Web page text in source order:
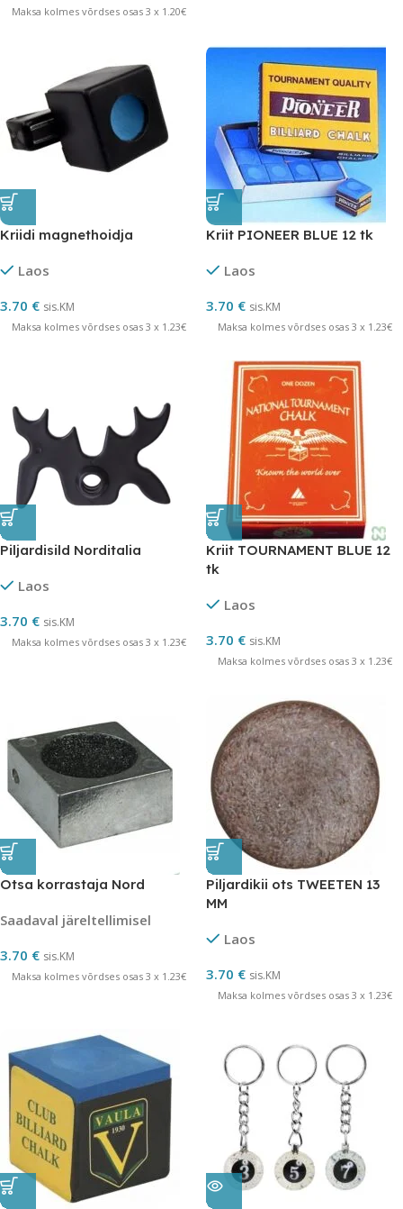
Maksa kolmes võrdses osas 3 x 1.20€
Kriidi magnethoidja
Laos
3.70 € sis.KM
Maksa kolmes võrdses osas 3 x 1.23€
Kriit PIONEER BLUE 12 tk
Laos
3.70 € sis.KM
Maksa kolmes võrdses osas 3 x 1.23€
Piljardisild Norditalia
Laos
3.70 € sis.KM
Maksa kolmes võrdses osas 3 x 1.23€
Kriit TOURNAMENT BLUE 12
tk
Laos
3.70 € sis.KM
Maksa kolmes võrdses osas 3 x 1.23€
Otsa korrastaja Nord
Saadaval järeltellimisel
3.70 € sis.KM
Maksa kolmes võrdses osas 3 x 1.23€
Piljardikii ots TWEETEN 13
MM
Laos
3.70 € sis.KM
Maksa kolmes võrdses osas 3 x 1.23€